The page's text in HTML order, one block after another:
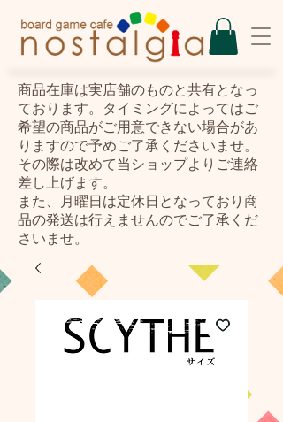
​商品在庫は実店舗のものと共有となっ
ております。タイミングによってはご
希望の商品がご用意できない場合があ
りますので予めご了承くださいませ。
その際は改めて当ショップよりご連絡
差し上げます。
また、月曜日は定休日となっており商
品の発送は行えませんのでご了承くだ
さいませ。